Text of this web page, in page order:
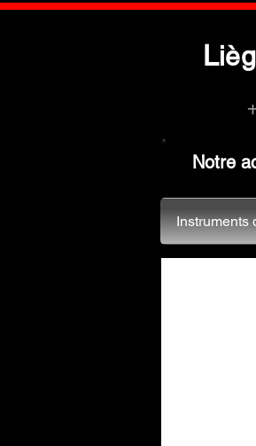
L
Notre
Instruments